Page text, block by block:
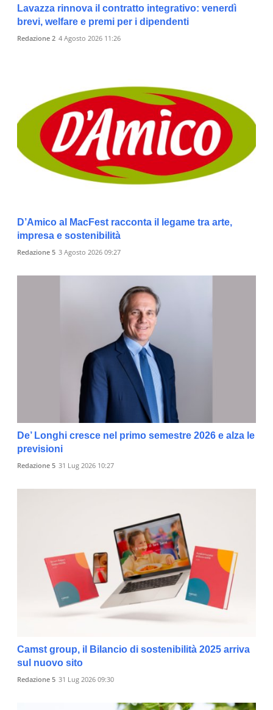
Lavazza rinnova il contratto integrativo: venerdì
brevi, welfare e premi per i dipendenti
Redazione 2 4 Agosto 2026 11:26
D’Amico al MacFest racconta il legame tra arte,
impresa e sostenibilità
Redazione 5 3 Agosto 2026 09:27
De’ Longhi cresce nel primo semestre 2026 e alza le
previsioni
Redazione 5 31 Lug 2026 10:27
Camst group, il Bilancio di sostenibilità 2025 arriva
sul nuovo sito
Redazione 5 31 Lug 2026 09:30